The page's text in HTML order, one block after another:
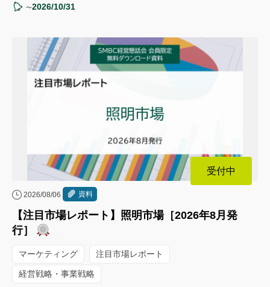
〜2026/10/31
受付中
2026/08/06 資料
【注目市場レポート】照明市場［2026年8月発
行］
マーケティング 注目市場レポート
経営戦略・事業戦略